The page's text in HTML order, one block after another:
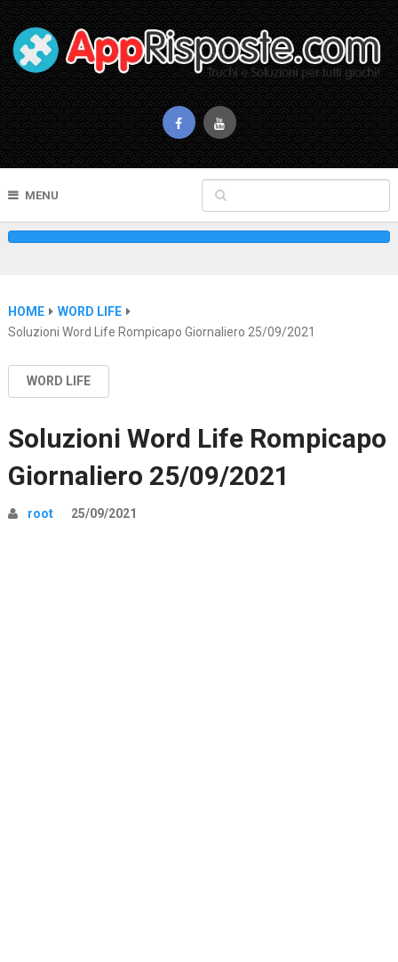
MENU
HOME
WORD LIFE
Soluzioni Word Life Rompicapo Giornaliero 25/09/2021
WORD LIFE
Soluzioni Word Life Rompicapo
Giornaliero 25/09/2021
root 25/09/2021